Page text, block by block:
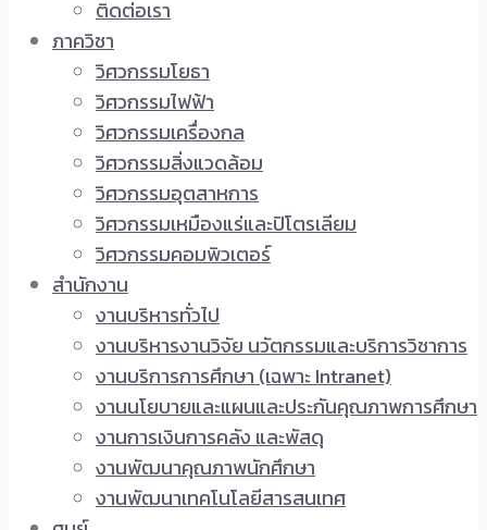
ติดต่อเรา
ภาควิชา
วิศวกรรมโยธา
วิศวกรรมไฟฟ้า
วิศวกรรมเครื่องกล
วิศวกรรมสิ่งแวดล้อม
วิศวกรรมอุตสาหการ
วิศวกรรมเหมืองแร่และปิโตรเลียม
วิศวกรรมคอมพิวเตอร์
สำนักงาน
งานบริหารทั่วไป
งานบริหารงานวิจัย นวัตกรรมและบริการวิชาการ
งานบริการการศึกษา (เฉพาะ Intranet)
งานนโยบายและแผนและประกันคุณภาพการศึกษา
งานการเงินการคลัง และพัสดุ
งานพัฒนาคุณภาพนักศึกษา
งานพัฒนาเทคโนโลยีสารสนเทศ